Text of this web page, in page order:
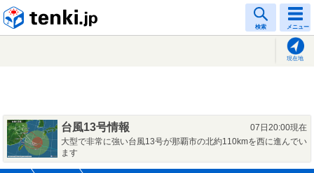
検索 メニュー
現在地
台風13号情報
07日20:00現在
大型で非常に強い台風13号が那覇市の北約110kmを西に進んでい
ます